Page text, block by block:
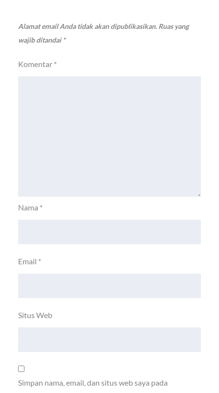
Alamat email Anda tidak akan dipublikasikan. Ruas yang
wajib ditandai*
Komentar *
Nama *
Email *
Situs Web
Simpan nama, email, dan situs web saya pada